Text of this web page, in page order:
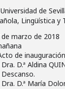
de
Lingüística
marzo de 2018
de
D.ª Aldina
Dra. D.ª María